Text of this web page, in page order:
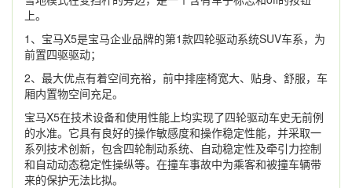
上。
1、宝马X5是宝马企业品牌的第1款四轮驱动系统SUV车系，为
前置四驱驱动；
2、最大优点有着空间充裕，前中排座椅宽大、贴身、舒服，车
厢内置物空间充足。
宝马X5在技术设备和使用性能上均实现了四轮驱动车史无前例
的水准。它具有良好的操作敏感度和操作稳定性能，并采取一
系列技术创新，包含四轮制动系统、自动稳定性及牵引力控制
和自动动态稳定性操纵等。在撞车事故中为乘客和被撞车辆带
来的保护无法比拟。